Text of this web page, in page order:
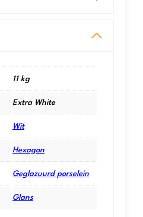
11 kg
Extra White
Wit
Hexagon
Geglazuurd porselein
Glans